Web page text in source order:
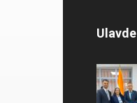
Ulavde